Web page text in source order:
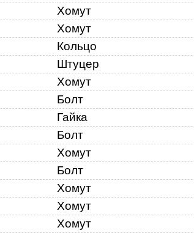
49.1906.000-03
Хомут
Хомут
Кольцо
Штуцер
Хомут
Болт
Гайка
Болт
Хомут
Болт
Хомут
Хомут
Хомут